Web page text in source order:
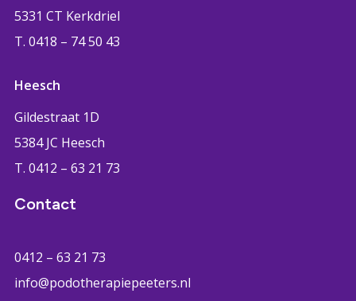
5331 CT Kerkdriel
T. 0418 – 74 50 43
Heesch
Gildestraat 1D
5384 JC Heesch
T. 0412 – 63 21 73
Contact
0412 – 63 21 73
info@podotherapiepeeters.nl